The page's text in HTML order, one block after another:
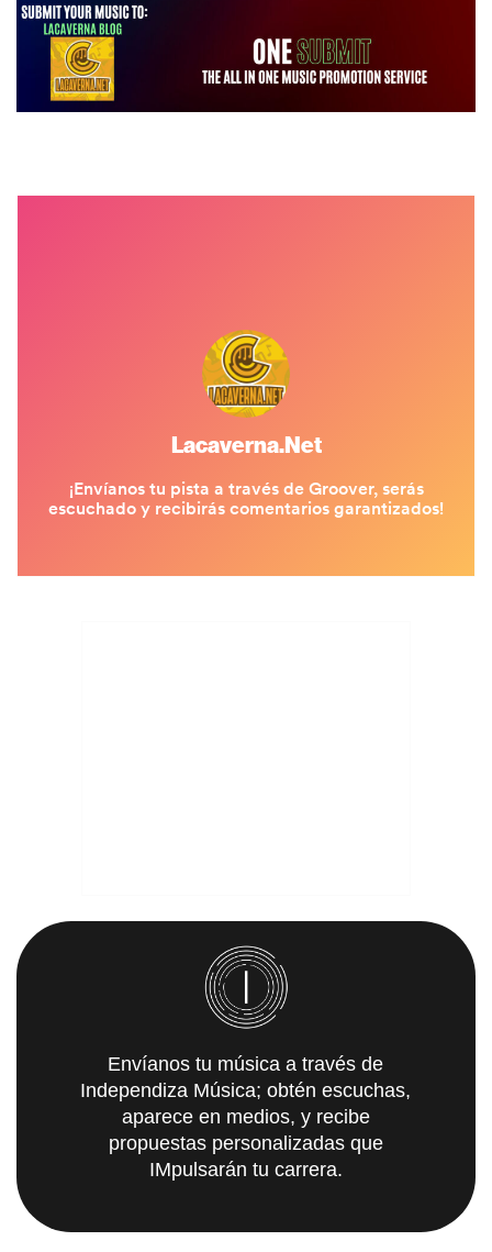
Envíanos tu música a través de
Independiza Música; obtén escuchas,
aparece en medios, y recibe
propuestas personalizadas que
IMpulsarán tu carrera.